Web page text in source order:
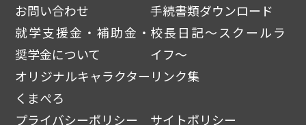
お問い合わせ
手続書類ダウンロード
就学支援金・補助金・
奨学金について
校長日記～スクールラ
イフ～
オリジナルキャラクター
くまぺろ
リンク集
プライバシーポリシー サイトポリシー